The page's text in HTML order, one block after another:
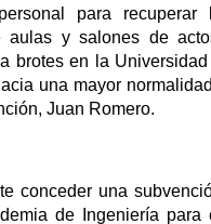
para recuperar
aulas y salones de
brotes en la
una mayor
Juan Romero.
conceder una
de Ingeniería para